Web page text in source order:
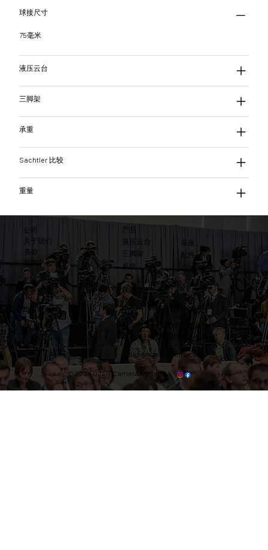
球接尺寸
75毫米
液压云台
三脚架
承重
Sachtler 比较
重量
​服务支持
​如何购买
产品售后
©2024 OZEN Camera Support
基座
公司
关于我们
条款
​新闻中心
产品
液压云台
三脚架
系统
联系我们
电话：13566309212
sales@ozentripods.com
​深圳市龙华区龙华街道清华社区龙华大
道4683号汇隆智尚B区439
配件